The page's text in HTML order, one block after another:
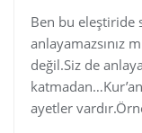
Ben bu eleştiride
anlayamazsınız
değil.Siz de
ayetler